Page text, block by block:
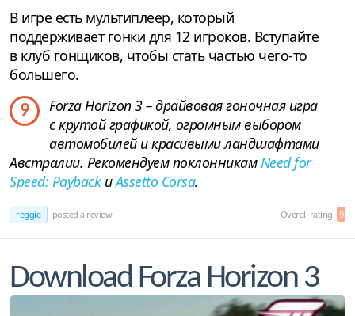
В игре есть мультиплеер, который
поддерживает гонки для 12 игроков. Вступайте
в клуб гонщиков, чтобы стать частью чего-то
большего.
9
Forza Horizon 3 – драйвовая гоночная игра
с крутой графикой, огромным выбором
автомобилей и красивыми ландшафтами
Австралии. Рекомендуем поклонникамNeed for
Speed: PaybackиAssetto Corsa.
reggie posted a review Overall rating: 9
Download Forza Horizon 3